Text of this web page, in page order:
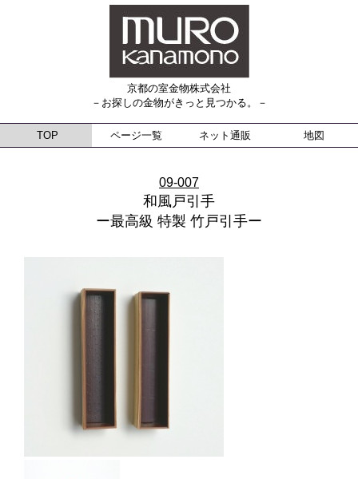
京都の室金物株式会社
－お探しの金物がきっと見つかる。－
TOP ページ一覧 ネット通販 地図
09-007
和風戸引手
ー最高級 特製 竹戸引手ー